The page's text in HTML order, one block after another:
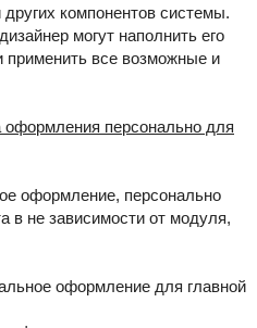
компонентов системы.
могут наполнить его
все возможные и
персонально для
оформление, персонально
в не зависимости от модуля,
оформление для главной